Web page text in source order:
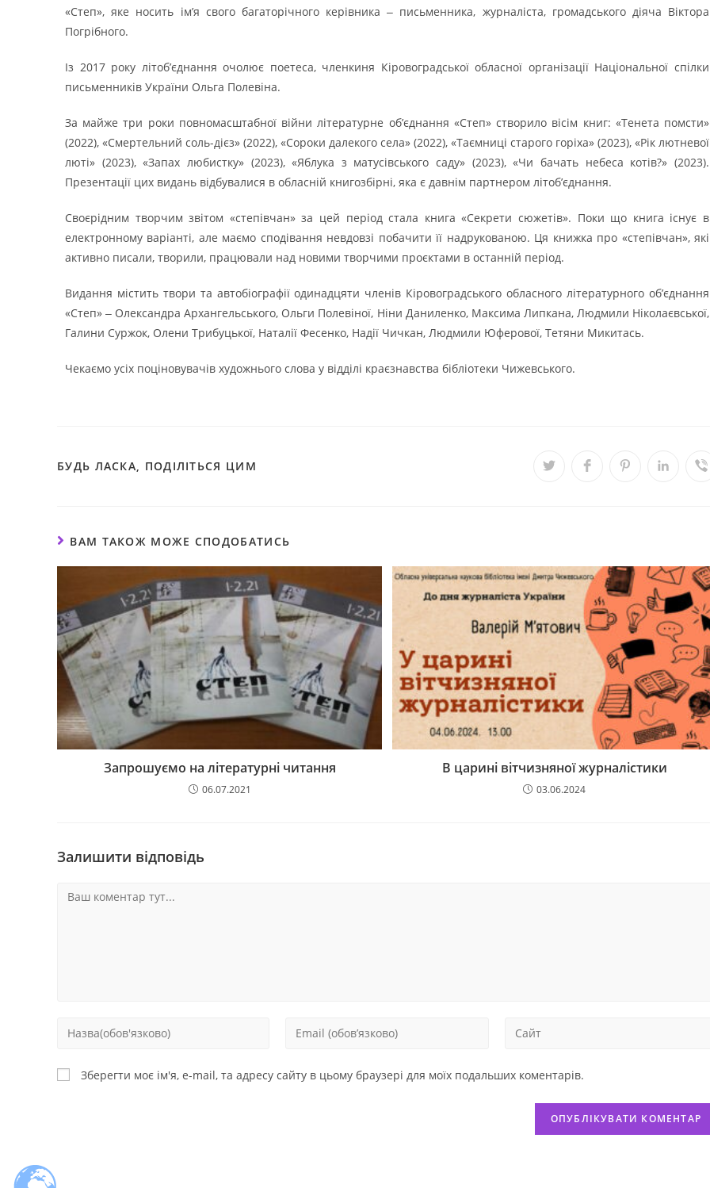
«Степ», яке носить ім’я свого багаторічного керівника ‒ письменника, журналіста, громадського діяча Віктора
Погрібного.
Із 2017 року літоб’єднання очолює поетеса, членкиня Кіровоградської обласної організації Національної спілки
письменників України Ольга Полевіна.
За майже три роки повномасштабної війни літературне об’єднання «Степ» створило вісім книг: «Тенета помсти»
(2022), «Смертельний соль-дієз» (2022), «Сороки далекого села» (2022), «Таємниці старого горіха» (2023), «Рік лютневої
люті» (2023), «Запах любистку» (2023), «Яблука з матусівського саду» (2023), «Чи бачать небеса котів?» (2023).
Презентації цих видань відбувалися в обласній книгозбірні, яка є давнім партнером літоб’єднання.
Своєрідним творчим звітом «степівчан» за цей період стала книга «Секрети сюжетів». Поки що книга існує в
електронному варіанті, але маємо сподівання невдовзі побачити її надрукованою. Ця книжка про «степівчан», які
активно писали, творили, працювали над новими творчими проєктами в останній період.
Видання містить твори та автобіографії одинадцяти членів Кіровоградського обласного літературного об’єднання
«Степ» ‒ Олександра Архангельського, Ольги Полевіної, Ніни Даниленко, Максима Липкана, Людмили Ніколаєвської,
Галини Суржок, Олени Трибуцької, Наталії Фесенко, Надії Чичкан, Людмили Юферової, Тетяни Микитась.
Чекаємо усіх поціновувачів художнього слова у відділі краєзнавства бібліотеки Чижевського.
БУДЬ ЛАСКА, ПОДІЛІТЬСЯ ЦИМ
ВАМ ТАКОЖ МОЖЕ СПОДОБАТИСЬ
Запрошуємо на літературні читання
06.07.2021
В царині вітчизняної журналістики
03.06.2024
Залишити відповідь
Зберегти моє ім'я, e-mail, та адресу сайту в цьому браузері для моїх подальших коментарів.